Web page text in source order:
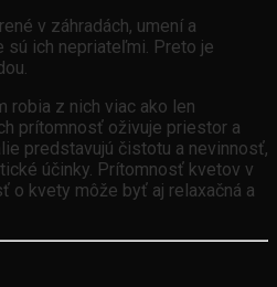
v záhradách, umení a
sú ich nepriateľmi. Preto je
robia z nich viac ako len
prítomnosť oživuje priestor a
predstavujú čistotu a nevinnosť,
účinky. Prítomnosť kvetov v
kvety môže byť aj relaxačná a